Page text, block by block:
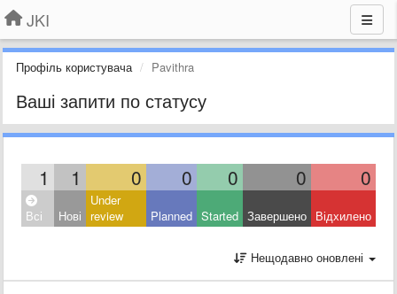
JKI
Профіль користувача Pavithra
Ваші запити по статусу
1 1 0 0 0 0 0
Всі Нові
Under
review
Planned Started Завершено Відхилено
Нещодавно оновлені